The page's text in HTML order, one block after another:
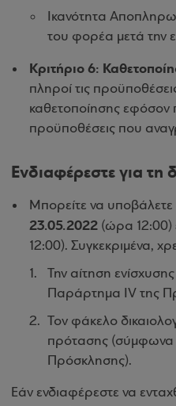
Ικανότητα
του φορέα μετά την
Κριτήριο 6:
πληροί τις
καθετοποίησης εφόσον
προϋποθέσεις που
Ενδιαφέρεστε για τη
Μπορείτε να υποβάλετε
23.05.2022 (ώρα 12:00)
12:00). Συγκεκριμένα,
Την αίτηση
Παράρτημα IV της
Τον φάκελο
πρότασης (σύμφωνα
Πρόσκλησης).
Εάν ενδιαφέρεστε να